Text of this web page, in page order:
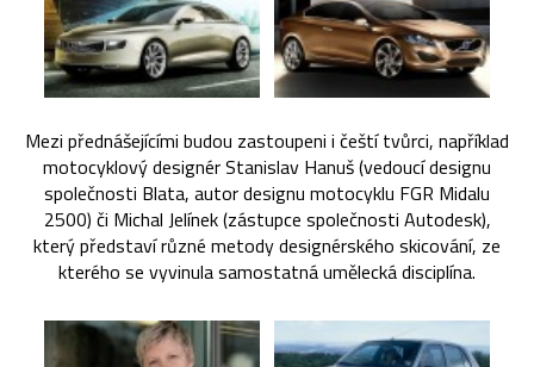
Mezi přednášejícími budou zastoupeni i čeští tvůrci, například
motocyklový designér Stanislav Hanuš (vedoucí designu
společnosti Blata, autor designu motocyklu FGR Midalu
2500) či Michal Jelínek (zástupce společnosti Autodesk),
který představí různé metody designérského skicování, ze
kterého se vyvinula samostatná umělecká disciplína.